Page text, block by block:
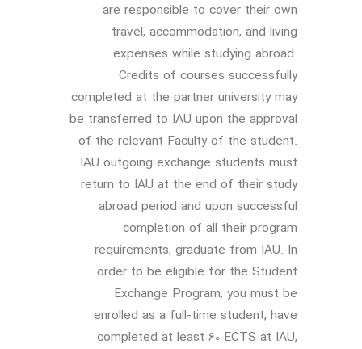
are responsible to cover their own
travel, accommodation, and living
expenses while studying abroad.
Credits of courses successfully
completed at the partner university may
be transferred to IAU upon the approval
of the relevant Faculty of the student.
IAU outgoing exchange students must
return to IAU at the end of their study
abroad period and upon successful
completion of all their program
requirements, graduate from IAU. In
order to be eligible for the Student
Exchange Program, you must be
enrolled as a full-time student, have
completed at least 60 ECTS at IAU,